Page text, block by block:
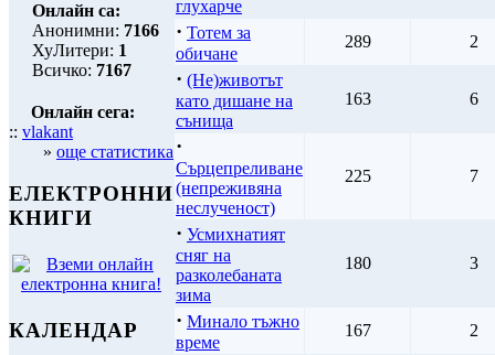
Онлайн са:
Анонимни: 7166
ХуЛитери: 1
Всичко: 7167
Онлайн сега:
:: vlakant
» още статистика
ЕЛЕКТРОННИ
КНИГИ
КАЛЕНДАР
глухарче
· Тотем за
обичане
289 2
· (Не)животът
като дишане на
сънища
163 6
·
Сърцепреливане
(непреживяна
неслученост)
225 7
· Усмихнатият
сняг на
разколебаната
зима
180 3
· Минало тъжно
време
167 2